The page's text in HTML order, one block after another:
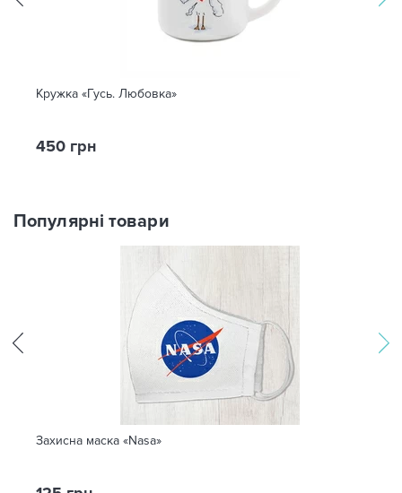
Кружка «Гусь. Любовка»
450 грн
Популярні товари
Захисна маска «Nasa»